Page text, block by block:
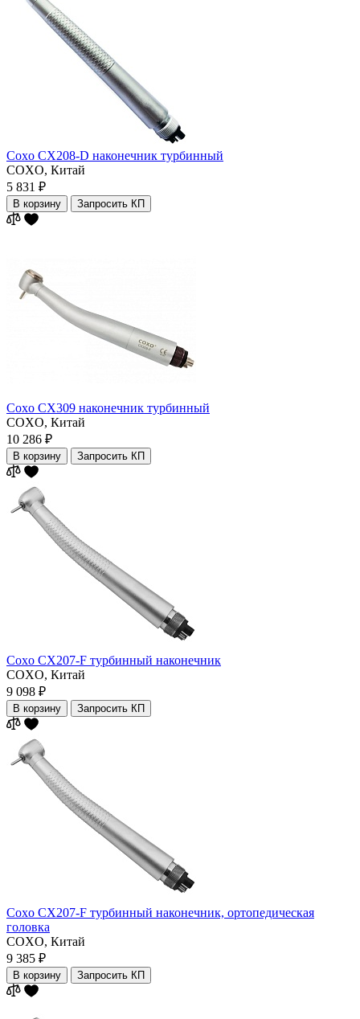
Coxo CX208-D наконечник турбинный
COXO, Китай
5 831 ₽
В корзину Запросить КП
Coxo CX309 наконечник турбинный
COXO, Китай
10 286 ₽
В корзину Запросить КП
Coxo CX207-F турбинный наконечник
COXO, Китай
9 098 ₽
В корзину Запросить КП
Coxo CX207-F турбинный наконечник, ортопедическая
головка
COXO, Китай
9 385 ₽
В корзину Запросить КП